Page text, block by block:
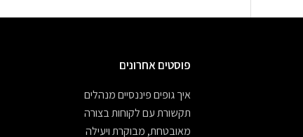
פוסטים אחרונים
איך גופים פיננסיים מנהלים
תקשורת עם לקוחות בצורה
מאובטחת, מבוקרת ויעילה